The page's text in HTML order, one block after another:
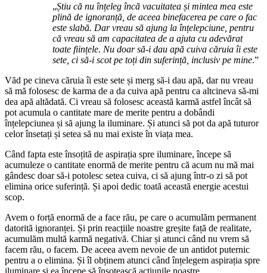
„Știu că nu înțeleg încă vacuitatea și mintea mea este
plină de ignoranță, de aceea binefacerea pe care o fac
este slabă. Dar vreau să ajung la înțelepciune, pentru
că vreau să am capacitatea de a ajuta cu adevărat
toate ființele. Nu doar să-i dau apă cuiva căruia îi este
sete, ci să-i scot pe toți din suferință, inclusiv pe mine.”
Văd pe cineva căruia îi este sete și merg să-i dau apă, dar nu vreau
să mă folosesc de karma de a da cuiva apă pentru ca altcineva să-mi
dea apă altădată. Ci vreau să folosesc această karmă astfel încât să
pot acumula o cantitate mare de merite pentru a dobândi
înțelepciunea și să ajung la iluminare. Și atunci să pot da apă tuturor
celor însetați și setea să nu mai existe în viața mea.
Când fapta este însoțită de aspirația spre iluminare, începe să
acumuleze o cantitate enormă de merite pentru că acum nu mă mai
gândesc doar să-i potolesc setea cuiva, ci să ajung într-o zi să pot
elimina orice suferință. Și apoi dedic toată această energie acestui
scop.
Avem o forță enormă de a face rău, pe care o acumulăm permanent
datorită ignoranței. Și prin reacțiile noastre greșite față de realitate,
acumulăm multă karmă negativă. Chiar și atunci când nu vrem să
facem rău, o facem. De aceea avem nevoie de un antidot puternic
pentru a o elimina. Și îl obținem atunci când înțelegem aspirația spre
iluminare și ea începe să însoțească acțiunile noastre.